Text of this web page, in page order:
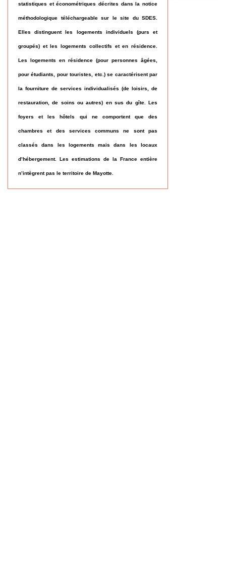
statistiques et économétriques décrites dans la notice
méthodologique téléchargeable sur le site du SDES.
Elles distinguent les logements individuels (purs et
groupés) et les logements collectifs et en résidence.
Les logements en résidence (pour personnes âgées,
pour étudiants, pour touristes, etc.) se caractérisent par
la fourniture de services individualisés (de loisirs, de
restauration, de soins ou autres) en sus du gîte. Les
foyers et les hôtels qui ne comportent que des
chambres et des services communs ne sont pas
classés dans les logements mais dans les locaux
d’hébergement. Les estimations de la France entière
n’intègrent pas le territoire de Mayotte.